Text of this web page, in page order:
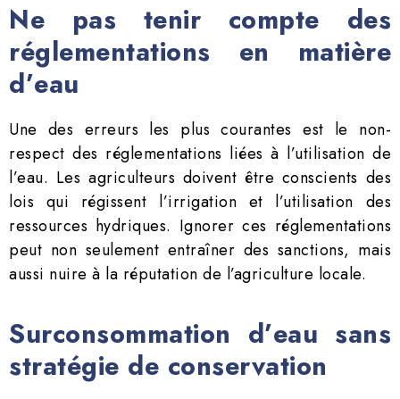
Ne pas tenir compte des
réglementations en matière
d’eau
Une des erreurs les plus courantes est le non-
respect des réglementations liées à l’utilisation de
l’eau. Les agriculteurs doivent être conscients des
lois qui régissent l’irrigation et l’utilisation des
ressources hydriques. Ignorer ces réglementations
peut non seulement entraîner des sanctions, mais
aussi nuire à la réputation de l’agriculture locale.
Surconsommation d’eau sans
stratégie de conservation